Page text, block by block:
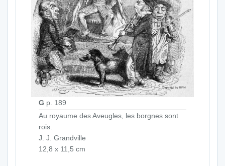
G p. 189
Au royaume des Aveugles, les borgnes sont
rois.
J. J. Grandville
12,8 x 11,5 cm